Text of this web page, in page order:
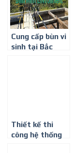
Cung cấp bùn vi
sinh tại Bắc
Thiết kế thi
công hệ thống